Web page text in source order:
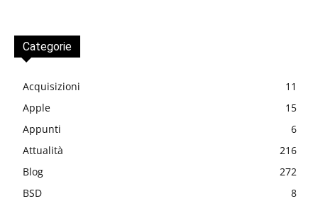
Categorie
Acquisizioni
11
Apple
15
Appunti
6
Attualità
216
Blog
272
BSD
8